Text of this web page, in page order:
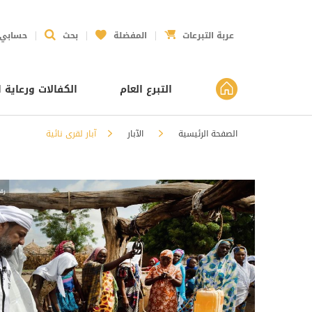
حسابي بحث المفضلة عربة التبرعات
التبرع العام الكفالات ورعاية
الصفحة الرئيسية الآبار آبار لقرى نائية